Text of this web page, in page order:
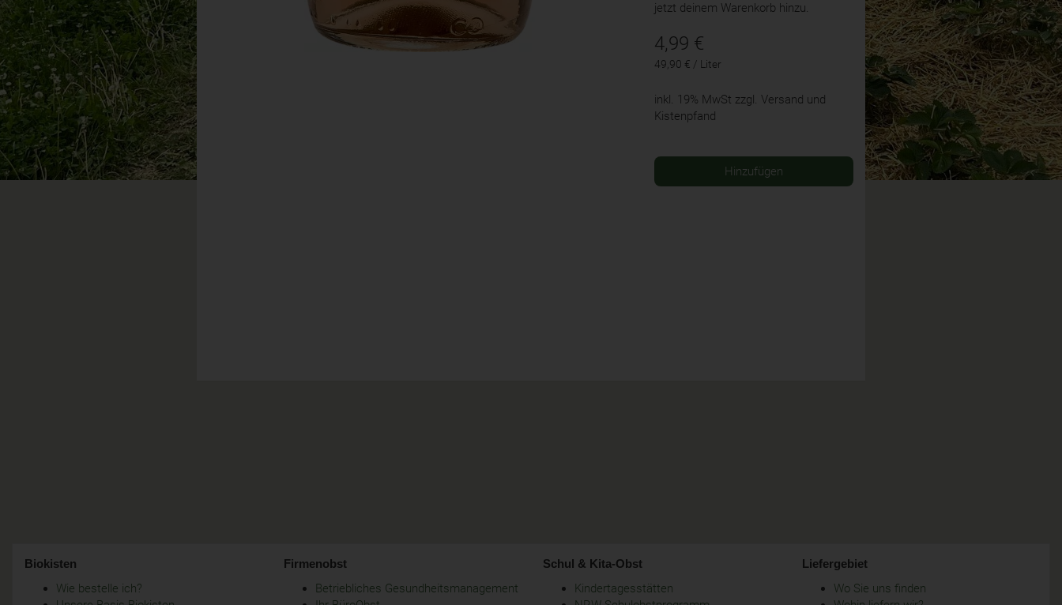
jetzt deinem Warenkorb hinzu.
4,99 €
49,90 € / Liter
inkl. 19% MwSt zzgl. Versand und
Kistenpfand
Hinzufügen
Biokisten
Wie bestelle ich?
Firmenobst
Betriebliches Gesundheitsmanagement
Schul & Kita-Obst
Kindertagesstätten
Liefergebiet
Wo Sie uns finden